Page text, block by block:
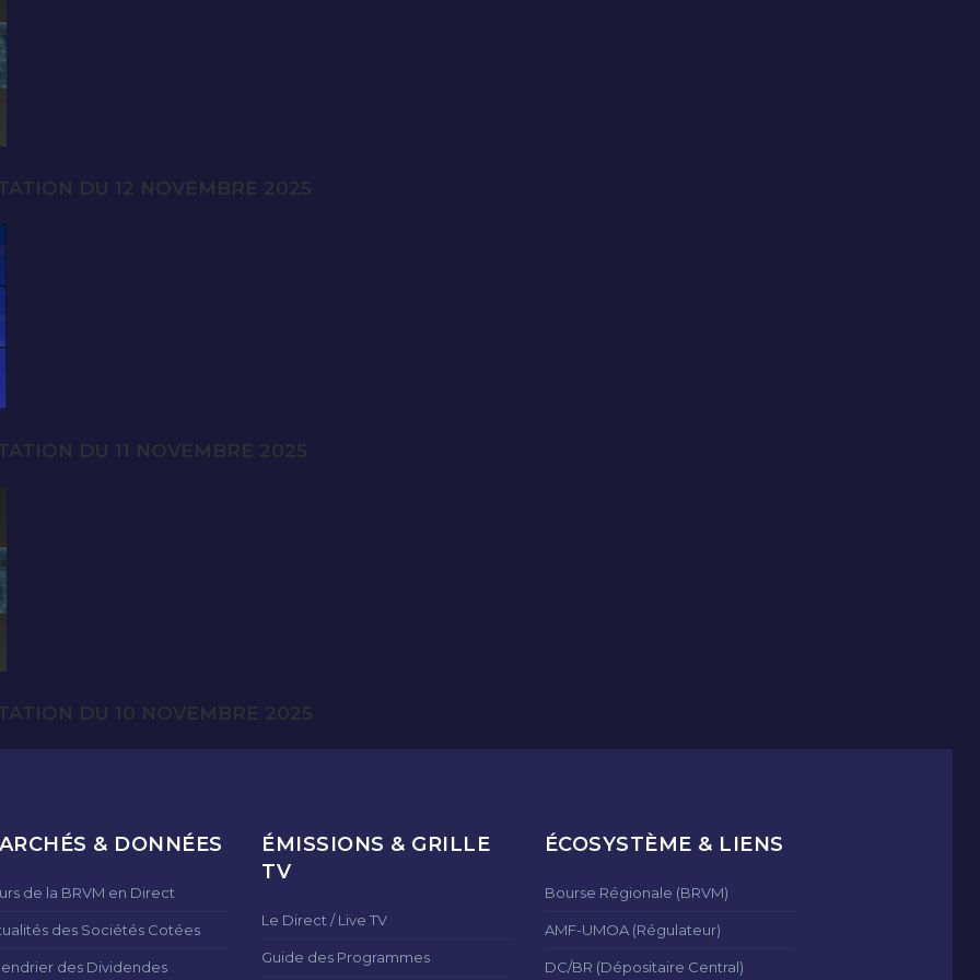
DU 12 NOVEMBRE 2025
DU 11 NOVEMBRE 2025
DU 10 NOVEMBRE 2025
& DONNÉES
de la BRVM en Direct
des Sociétés Cotées
des Dividendes
ÉMISSIONS & GRILLE
TV
Le Direct / Live TV
Guide des Programmes
ÉCOSYSTÈME & LIENS
Bourse Régionale (BRVM)
AMF-UMOA (Régulateur)
DC/BR (Dépositaire Central)